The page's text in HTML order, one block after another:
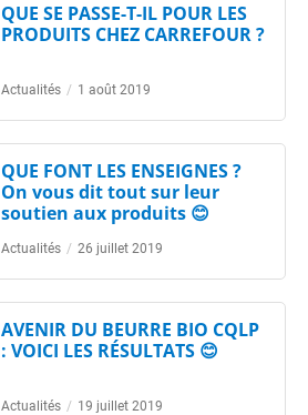
QUE SE PASSE-T-IL POUR LES
PRODUITS CHEZ CARREFOUR ?
Actualités / 1 août 2019
QUE FONT LES ENSEIGNES ?
On vous dit tout sur leur
soutien aux produits 😊
Actualités / 26 juillet 2019
AVENIR DU BEURRE BIO CQLP
: VOICI LES RÉSULTATS 😊
Actualités / 19 juillet 2019